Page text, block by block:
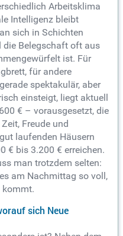
Arbeitsklima
Intelligenz bleibt
sich in Schichten
die Belegschaft oft aus
ist. Für
für andere
spektakulär, aber
einsteigt, liegt aktuell
€ – vorausgesetzt, die
Freude und
laufenden Häusern
€ bis 3.200 € erreichen.
man trotzdem selten:
am Nachmittag so voll,
sich Neue